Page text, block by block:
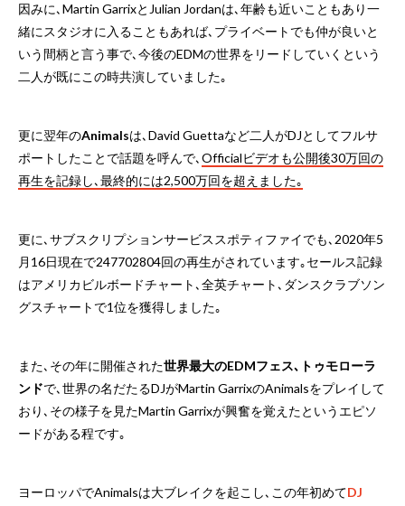
因みに､Martin GarrixとJulian Jordanは､年齢も近いこともあり一
緒にスタジオに入ることもあれば､プライベートでも仲が良いと
いう間柄と言う事で､今後のEDMの世界をリードしていくという
二人が既にこの時共演していました｡
更に翌年のAnimalsは､David Guettaなど二人がDJとしてフルサ
ポートしたことで話題を呼んで､ Officialビデオも公開後30万回の
再生を記録し､最終的には2,500万回を超えました｡
更に､サブスクリプションサービススポティファイでも､2020年5
月16日現在で247702804回の再生がされています｡セールス記録
はアメリカビルボードチャート､全英チャート､ダンスクラブソン
グスチャートで1位を獲得しました｡
また､その年に開催された世界最大のEDMフェス､トゥモローラ
ンドで､世界の名だたるDJがMartin GarrixのAnimalsをプレイして
おり､その様子を見たMartin Garrixが興奮を覚えたというエピソ
ードがある程です｡
ヨーロッパでAnimalsは大ブレイクを起こし､この年初めてDJ